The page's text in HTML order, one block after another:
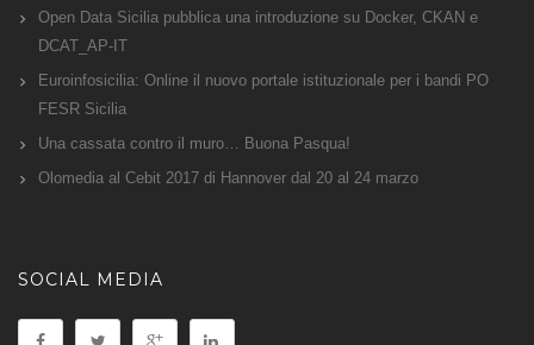
Open Data Sicilia pubblica una introduzione su Docker, CKAN e
DCAT_AP-IT
Euroinfosicilia: Online il nuovo portale istituzionale per i bandi PO
FESR Sicilia
Una cassata contro il muro… Buona Pasqua!
Olomedia al Cebit 2017 di Hannover dal 20 al 24 marzo
SOCIAL MEDIA